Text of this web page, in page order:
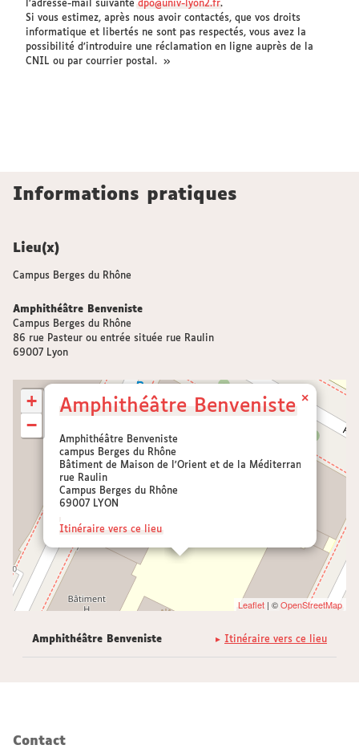
l’adresse-mail suivante dpo@univ-lyon2.fr.
Si vous estimez, après nous avoir contactés, que vos droits
informatique et libertés ne sont pas respectés, vous avez la
possibilité d’introduire une réclamation en ligne auprès de la
CNIL ou par courrier postal. »
Informations pratiques
Lieu(x)
Campus Berges du Rhône
Amphithéâtre Benveniste
Campus Berges du Rhône
86 rue Pasteur ou entrée située rue Raulin
69007 Lyon
Amphithéâtre Benveniste
Amphithéâtre Benveniste
campus Berges du Rhône
Bâtiment de Maison de l'Orient et de la Méditerranée
rue Raulin
Campus Berges du Rhône
69007 LYON
Itinéraire vers ce lieu
×
+
−
Leaflet | ©OpenStreetMap
Itinéraire vers ce lieu
Amphithéâtre Benveniste
Contact